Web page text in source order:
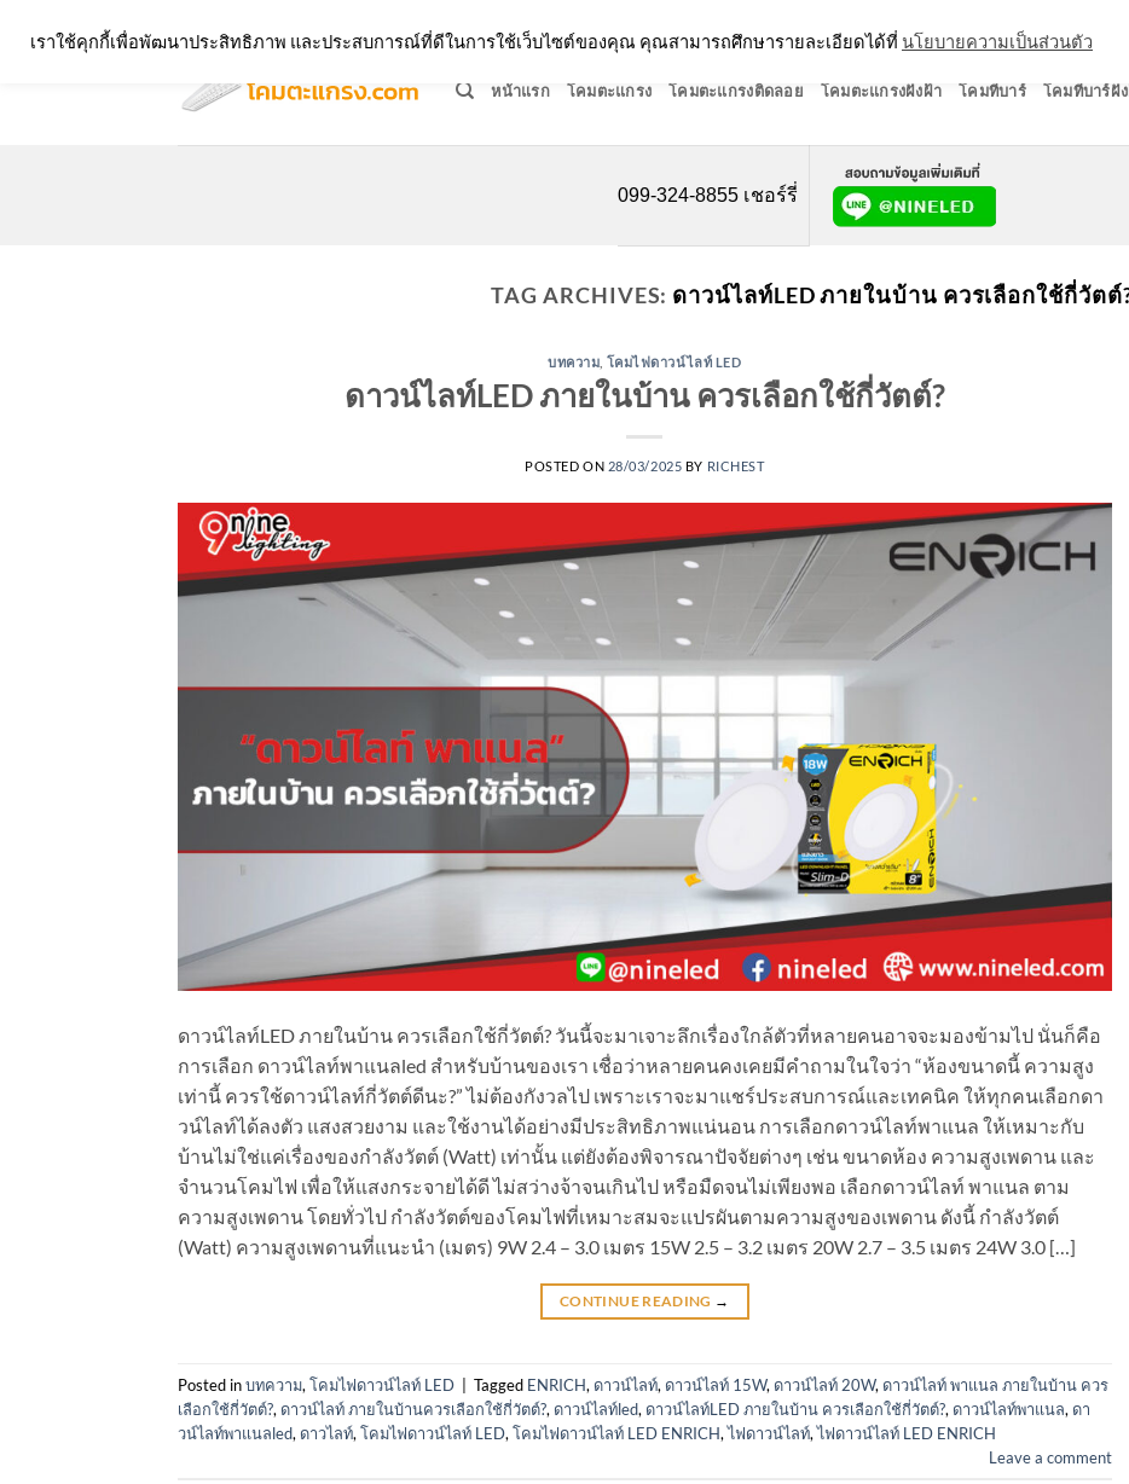
หน้าแรก โคมตะแกรง โคมตะแกรงติดลอย โคมตะแกรงฝังฝ้า โคมทีบาร์ โคมทีบาร์ฝั
099-324-8855 เชอร์รี่
TAG ARCHIVES: ดาวน์ไลท์LED ภายในบ้าน ควรเลือกใช้กี่วัตต์
บทความ โคมไฟดาวน์ไลท์ LED
ดาวน์ไลท์LED ภายในบ้าน ควรเลือกใช้กี่วัตต์?
POSTED ON 28/03/2025 BY RICHEST
ดาวน์ไลท์LED ภายในบ้าน ควรเลือกใช้กี่วัตต์? วันนี้จะมาเจาะลึกเรื่องใกล้ตัวที่หลายคนอาจจะมองข้ามไป นั่นก็คือ
การเลือก ดาวน์ไลท์พาแนลled สำหรับบ้านของเรา เชื่อว่าหลายคนคงเคยมีคำถามในใจว่า “ห้องขนาดนี้ ความสูง
เท่านี้ ควรใช้ดาวน์ไลท์กี่วัตต์ดีนะ?” ไม่ต้องกังวลไป เพราะเราจะมาแชร์ประสบการณ์และเทคนิค ให้ทุกคนเลือกดา
วน์ไลท์ได้ลงตัว แสงสวยงาม และใช้งานได้อย่างมีประสิทธิภาพแน่นอน การเลือกดาวน์ไลท์พาแนล ให้เหมาะกับ
บ้านไม่ใช่แค่เรื่องของกำลังวัตต์ (Watt) เท่านั้น แต่ยังต้องพิจารณาปัจจัยต่างๆ เช่น ขนาดห้อง ความสูงเพดาน และ
จำนวนโคมไฟ เพื่อให้แสงกระจายได้ดี ไม่สว่างจ้าจนเกินไป หรือมืดจนไม่เพียงพอ เลือกดาวน์ไลท์ พาแนล ตาม
ความสูงเพดาน โดยทั่วไป กำลังวัตต์ของโคมไฟที่เหมาะสมจะแปรผันตามความสูงของเพดาน ดังนี้ กำลังวัตต์
(Watt) ความสูงเพดานที่แนะนำ (เมตร) 9W 2.4 – 3.0 เมตร 15W 2.5 – 3.2 เมตร 20W 2.7 – 3.5 เมตร 24W 3.0 […]
CONTINUE READING →
Posted inบทความ, โคมไฟดาวน์ไลท์ LED | Tagged ENRICH, ดาวน์ไลท์, ดาวน์ไลท์ 15W, ดาวน์ไลท์ 20W, ดาวน์ไลท์ พาแนล ภายในบ้าน ควร
เลือกใช้กี่วัตต์?, ดาวน์ไลท์ ภายในบ้านควรเลือกใช้กี่วัตต์?, ดาวน์ไลท์led, ดาวน์ไลท์LED ภายในบ้าน ควรเลือกใช้กี่วัตต์?, ดาวน์ไลท์พาแนล, ดา
วน์ไลท์พาแนลled, ดาวไลท์, โคมไฟดาวน์ไลท์ LED, โคมไฟดาวน์ไลท์ LED ENRICH,ไฟดาวน์ไลท์,ไฟดาวน์ไลท์ LED ENRICH
Leave a comment
เราใช้คุกกี้เพื่อพัฒนาประสิทธิภาพ และประสบการณ์ที่ดีในการใช้เว็บไซต์ของคุณ คุณสามารถศึกษารายละเอียดได้ที่ นโยบายความเป็นส่วนตัว